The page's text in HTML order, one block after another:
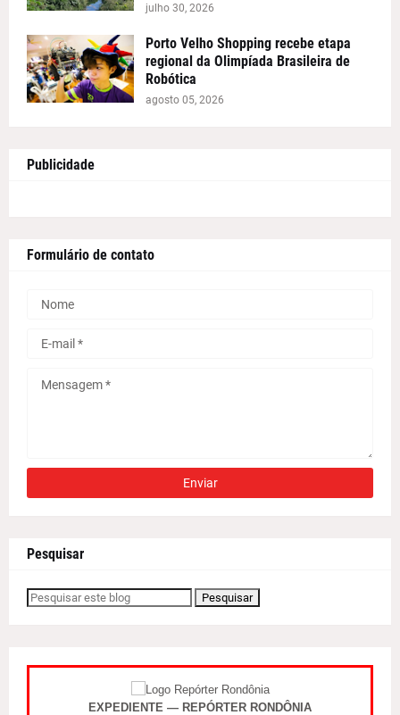
julho 30, 2026
Porto Velho Shopping recebe etapa
regional da Olimpíada Brasileira de
Robótica
agosto 05, 2026
Publicidade
Formulário de contato
Pesquisar
EXPEDIENTE — REPÓRTER RONDÔNIA